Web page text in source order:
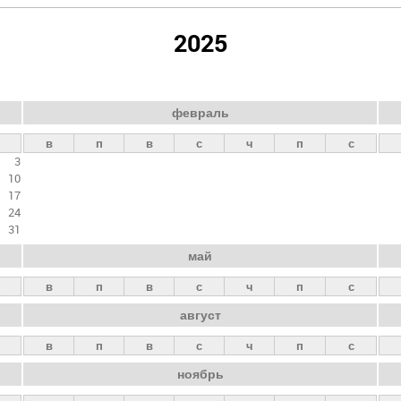
2025
3
10
17
24
31
февраль
в п в с ч п с
май
в п в с ч п с
август
в п в с ч п с
ноябрь